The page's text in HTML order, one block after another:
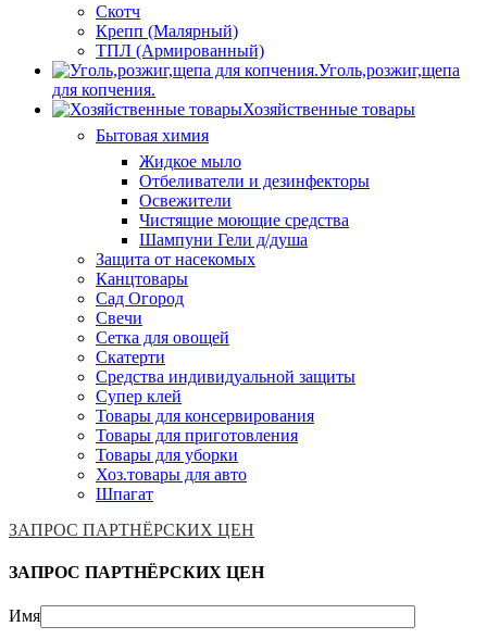
Скотч
Крепп (Малярный)
ТПЛ (Армированный)
Уголь,розжиг,щепа
для копчения.
Хозяйственные товары
Бытовая химия
Жидкое мыло
Отбеливатели и дезинфекторы
Освежители
Чистящие моющие средства
Шампуни Гели д/душа
Защита от насекомых
Канцтовары
Сад Огород
Свечи
Сетка для овощей
Скатерти
Средства индивидуальной защиты
Супер клей
Товары для консервирования
Товары для приготовления
Товары для уборки
Хоз.товары для авто
Шпагат
ЗАПРОС ПАРТНЁРСКИХ ЦЕН
ЗАПРОС ПАРТНЁРСКИХ ЦЕН
Имя